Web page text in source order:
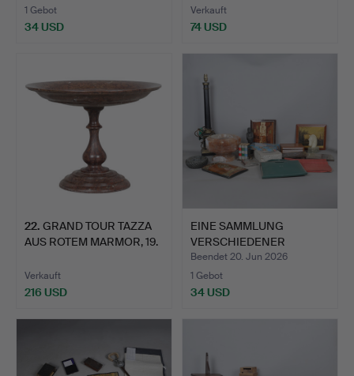
1 Gebot
34 USD
Verkauft
74 USD
22. GRAND TOUR TAZZA
AUS ROTEM MARMOR, 19.
Verkauft
216 USD
EINE SAMMLUNG
VERSCHIEDENER
KUNSTWERKE (AN…
Beendet 20. Jun 2026
1 Gebot
34 USD